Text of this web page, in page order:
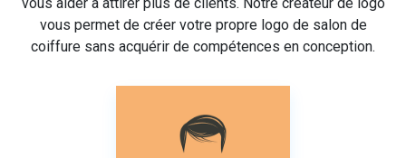
vous permet de créer votre propre logo de salon de
coiffure sans acquérir de compétences en conception.